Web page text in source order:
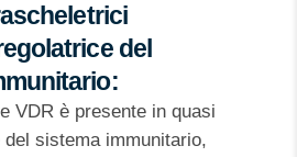
del
VDR è presente in quasi
sistema immunitario,